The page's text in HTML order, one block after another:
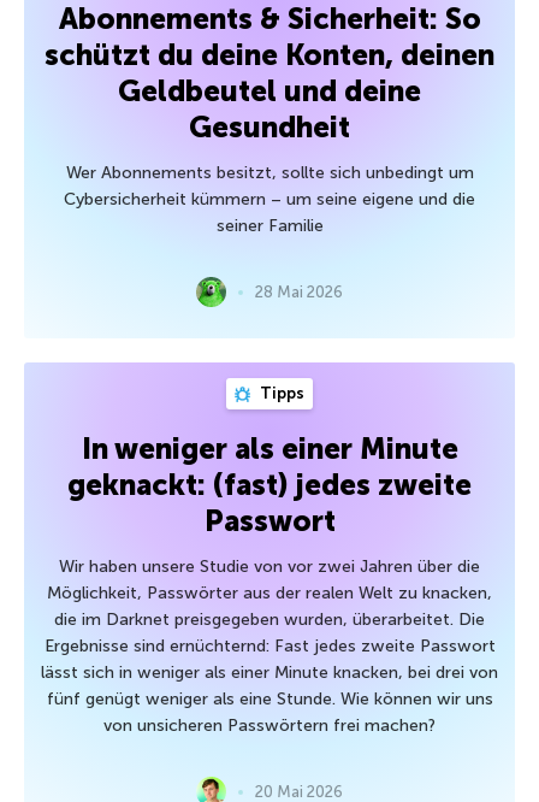
Abonnements & Sicherheit: So
schützt du deine Konten, deinen
Geldbeutel und deine
Gesundheit
Wer Abonnements besitzt, sollte sich unbedingt um
Cybersicherheit kümmern – um seine eigene und die
seiner Familie
28 Mai 2026
Tipps
In weniger als einer Minute
geknackt: (fast) jedes zweite
Passwort
Wir haben unsere Studie von vor zwei Jahren über die
Möglichkeit, Passwörter aus der realen Welt zu knacken,
die im Darknet preisgegeben wurden, überarbeitet. Die
Ergebnisse sind ernüchternd: Fast jedes zweite Passwort
lässt sich in weniger als einer Minute knacken, bei drei von
fünf genügt weniger als eine Stunde. Wie können wir uns
von unsicheren Passwörtern frei machen?
20 Mai 2026